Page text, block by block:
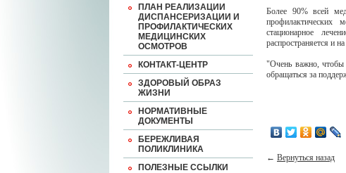
ПЛАН РЕАЛИЗАЦИИ
ДИСПАНСЕРИЗАЦИИ И
ПРОФИЛАКТИЧЕСКИХ
МЕДИЦИНСКИХ
ОСМОТРОВ
КОНТАКТ-ЦЕНТР
ЗДОРОВЫЙ ОБРАЗ
ЖИЗНИ
НОРМАТИВНЫЕ
ДОКУМЕНТЫ
БЕРЕЖЛИВАЯ
ПОЛИКЛИНИКА
ПОЛЕЗНЫЕ ССЫЛКИ
Более 90% всей
профилактических
стационарное
распространяется и
"Очень важно, чтобы
обращаться за
← Вернуться назад